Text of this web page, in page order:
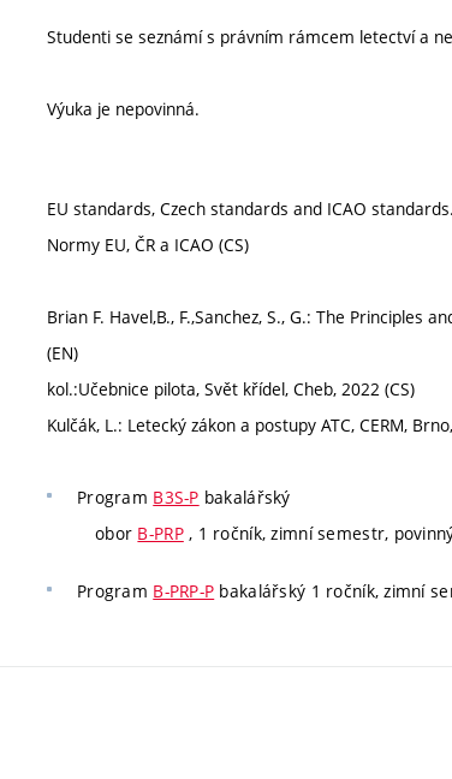
Studenti se seznámí s právním rámcem letectví a
Výuka je nepovinná.
EU standards, Czech standards and ICAO
Normy EU, ČR a ICAO (CS)
Brian F. Havel,B., F.,Sanchez, S., G.: The
(EN)
kol.:Učebnice pilota, Svět křídel, Cheb, 2022 (CS)
Kulčák, L.: Letecký zákon a postupy ATC, CERM,
Program B3S-P bakalářský
obor B-PRP, 1 ročník, zimní semestr,
Program B-PRP-P bakalářský 1 ročník, zimní